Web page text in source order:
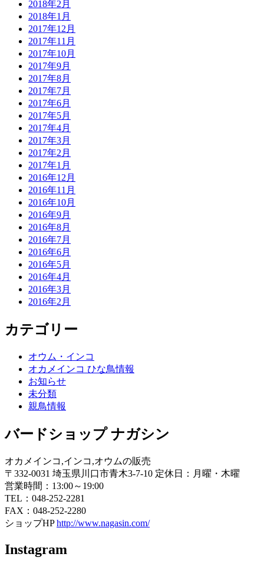
2018年2月
2018年1月
2017年12月
2017年11月
2017年10月
2017年9月
2017年8月
2017年7月
2017年6月
2017年5月
2017年4月
2017年3月
2017年2月
2017年1月
2016年12月
2016年11月
2016年10月
2016年9月
2016年8月
2016年7月
2016年6月
2016年5月
2016年4月
2016年3月
2016年2月
カテゴリー
オウム・インコ
オカメインコ ひな鳥情報
お知らせ
未分類
親鳥情報
バードショップ ナガシン
オカメインコ,インコ,オウムの販売
〒332-0031 埼玉県川口市青木3-7-10 定休日：月曜・木曜
営業時間：13:00～19:00
TEL：048-252-2281
FAX：048-252-2280
ショップHPhttp://www.nagasin.com/
Instagram